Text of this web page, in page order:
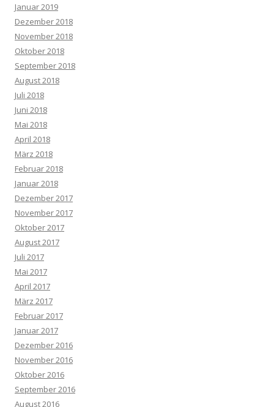
Januar 2019
Dezember 2018
November 2018
Oktober 2018
September 2018
August 2018
Juli 2018
Juni 2018
Mai 2018
April 2018
März 2018
Februar 2018
Januar 2018
Dezember 2017
November 2017
Oktober 2017
August 2017
Juli 2017
Mai 2017
April 2017
März 2017
Februar 2017
Januar 2017
Dezember 2016
November 2016
Oktober 2016
September 2016
August 2016